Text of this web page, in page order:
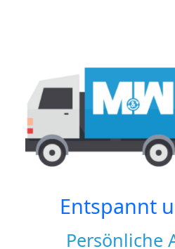
Entspannt
Persönliche